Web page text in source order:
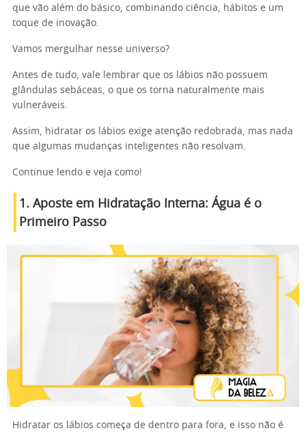
que vão além do básico, combinando ciência, hábitos e um
toque de inovação.
Vamos mergulhar nesse universo?
Antes de tudo, vale lembrar que os lábios não possuem
glândulas sebáceas, o que os torna naturalmente mais
vulneráveis.
Assim, hidratar os lábios exige atenção redobrada, mas nada
que algumas mudanças inteligentes não resolvam.
Continue lendo e veja como!
1. Aposte em Hidratação Interna: Água é o
Primeiro Passo
Hidratar os lábios começa de dentro para fora, e isso não é